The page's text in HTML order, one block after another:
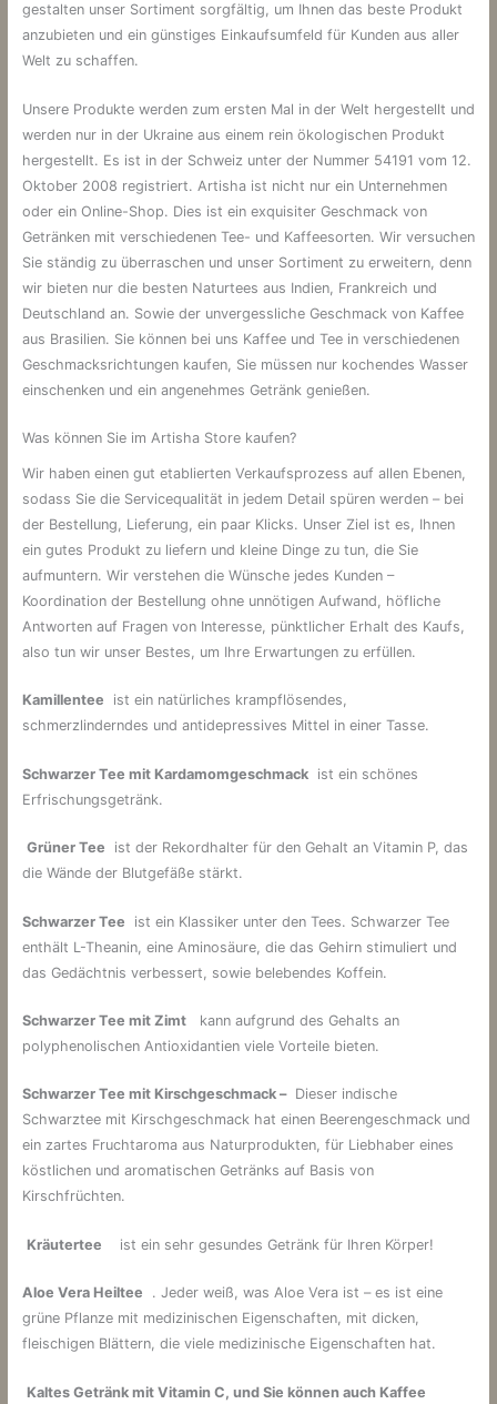
gestalten unser Sortiment sorgfältig, um Ihnen das beste Produkt
anzubieten und ein günstiges Einkaufsumfeld für Kunden aus aller
Welt zu schaffen.
Unsere Produkte werden zum ersten Mal in der Welt hergestellt und
werden nur in der Ukraine aus einem rein ökologischen Produkt
hergestellt. Es ist in der Schweiz unter der Nummer 54191 vom 12.
Oktober 2008 registriert. Artisha ist nicht nur ein Unternehmen
oder ein Online-Shop. Dies ist ein exquisiter Geschmack von
Getränken mit verschiedenen Tee- und Kaffeesorten. Wir versuchen
Sie ständig zu überraschen und unser Sortiment zu erweitern, denn
wir bieten nur die besten Naturtees aus Indien, Frankreich und
Deutschland an. Sowie der unvergessliche Geschmack von Kaffee
aus Brasilien. Sie können bei uns Kaffee und Tee in verschiedenen
Geschmacksrichtungen kaufen, Sie müssen nur kochendes Wasser
einschenken und ein angenehmes Getränk genießen.
Was können Sie im Artisha Store kaufen?
Wir haben einen gut etablierten Verkaufsprozess auf allen Ebenen,
sodass Sie die Servicequalität in jedem Detail spüren werden – bei
der Bestellung, Lieferung, ein paar Klicks. Unser Ziel ist es, Ihnen
ein gutes Produkt zu liefern und kleine Dinge zu tun, die Sie
aufmuntern. Wir verstehen die Wünsche jedes Kunden –
Koordination der Bestellung ohne unnötigen Aufwand, höfliche
Antworten auf Fragen von Interesse, pünktlicher Erhalt des Kaufs,
also tun wir unser Bestes, um Ihre Erwartungen zu erfüllen.
Kamillentee ist ein natürliches krampflösendes,
schmerzlinderndes und antidepressives Mittel in einer Tasse.
Schwarzer Tee mit Kardamomgeschmackist ein schönes
Erfrischungsgetränk.
Grüner Tee ist der Rekordhalter für den Gehalt an Vitamin P, das
die Wände der Blutgefäße stärkt.
Schwarzer Tee ist ein Klassiker unter den Tees. Schwarzer Tee
enthält L-Theanin, eine Aminosäure, die das Gehirn stimuliert und
das Gedächtnis verbessert, sowie belebendes Koffein.
Schwarzer Tee mit Zimtkann aufgrund des Gehalts an
polyphenolischen Antioxidantien viele Vorteile bieten.
Schwarzer Tee mit Kirschgeschmack –Dieser indische
Schwarztee mit Kirschgeschmack hat einen Beerengeschmack und
ein zartes Fruchtaroma aus Naturprodukten, für Liebhaber eines
köstlichen und aromatischen Getränks auf Basis von
Kirschfrüchten.
Kräutertee ist ein sehr gesundes Getränk für Ihren Körper!
Aloe Vera Heiltee . Jeder weiß, was Aloe Vera ist – es ist eine
grüne Pflanze mit medizinischen Eigenschaften, mit dicken,
fleischigen Blättern, die viele medizinische Eigenschaften hat.
Kaltes Getränk mit Vitamin C, und Sie können auch Kaffee